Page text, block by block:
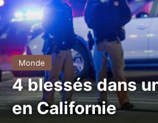
Monde
4 blessés dans
en Californie